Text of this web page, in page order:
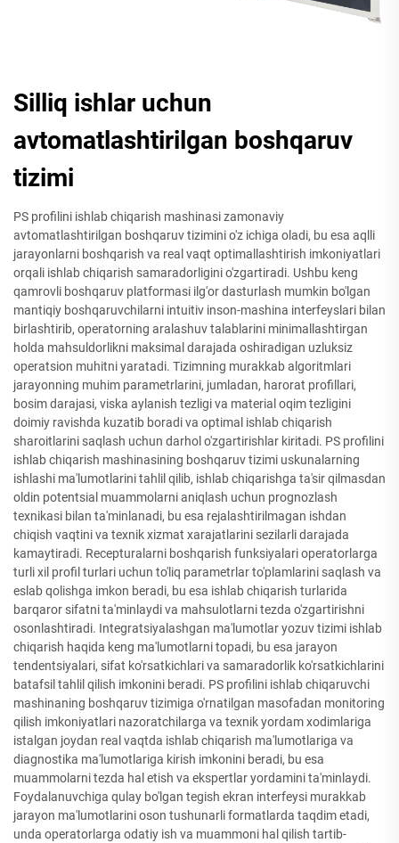
Silliq ishlar uchun
avtomatlashtirilgan boshqaruv
tizimi
PS profilini ishlab chiqarish mashinasi zamonaviy
avtomatlashtirilgan boshqaruv tizimini o'z ichiga oladi, bu esa aqlli
jarayonlarni boshqarish va real vaqt optimallashtirish imkoniyatlari
orqali ishlab chiqarish samaradorligini o'zgartiradi. Ushbu keng
qamrovli boshqaruv platformasi ilg'or dasturlash mumkin bo'lgan
mantiqiy boshqaruvchilarni intuitiv inson-mashina interfeyslari bilan
birlashtirib, operatorning aralashuv talablarini minimallashtirgan
holda mahsuldorlikni maksimal darajada oshiradigan uzluksiz
operatsion muhitni yaratadi. Tizimning murakkab algoritmlari
jarayonning muhim parametrlarini, jumladan, harorat profillari,
bosim darajasi, viska aylanish tezligi va material oqim tezligini
doimiy ravishda kuzatib boradi va optimal ishlab chiqarish
sharoitlarini saqlash uchun darhol o'zgartirishlar kiritadi. PS profilini
ishlab chiqarish mashinasining boshqaruv tizimi uskunalarning
ishlashi ma'lumotlarini tahlil qilib, ishlab chiqarishga ta'sir qilmasdan
oldin potentsial muammolarni aniqlash uchun prognozlash
texnikasi bilan ta'minlanadi, bu esa rejalashtirilmagan ishdan
chiqish vaqtini va texnik xizmat xarajatlarini sezilarli darajada
kamaytiradi. Recepturalarni boshqarish funksiyalari operatorlarga
turli xil profil turlari uchun to'liq parametrlar to'plamlarini saqlash va
eslab qolishga imkon beradi, bu esa ishlab chiqarish turlarida
barqaror sifatni ta'minlaydi va mahsulotlarni tezda o'zgartirishni
osonlashtiradi. Integratsiyalashgan ma'lumotlar yozuv tizimi ishlab
chiqarish haqida keng ma'lumotlarni topadi, bu esa jarayon
tendentsiyalari, sifat ko'rsatkichlari va samaradorlik ko'rsatkichlarini
batafsil tahlil qilish imkonini beradi. PS profilini ishlab chiqaruvchi
mashinaning boshqaruv tizimiga o'rnatilgan masofadan monitoring
qilish imkoniyatlari nazoratchilarga va texnik yordam xodimlariga
istalgan joydan real vaqtda ishlab chiqarish ma'lumotlariga va
diagnostika ma'lumotlariga kirish imkonini beradi, bu esa
muammolarni tezda hal etish va ekspertlar yordamini ta'minlaydi.
Foydalanuvchiga qulay bo'lgan tegish ekran interfeysi murakkab
jarayon ma'lumotlarini oson tushunarli formatlarda taqdim etadi,
unda operatorlarga odatiy ish va muammoni hal qilish tartib-